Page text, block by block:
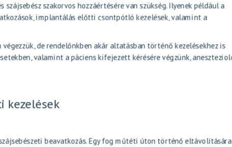
szakorvos hozzáértésére van szükség. Ilyenek például a
implantálás előtti csontpótló kezelések, valamint a
de rendelőnkben akár altatásban történő kezelésekhezis
valamint a páciens kifejezett kérésére végzünk,
kezelések
beavatkozás. Egy fog műtéti úton történő eltávolítására